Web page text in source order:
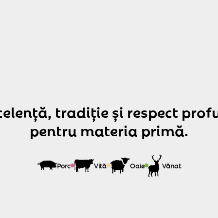
elență, tradițieși respect prof
pentru materia primă.
Porc Vită Oaie Vânat